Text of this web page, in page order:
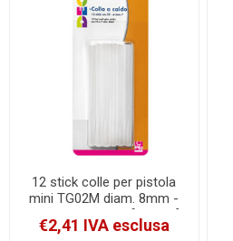
12 stick colle per pistola
mini TG02M diam. 8mm -
lungh. 10cm Cwr [T705M]
€2,41 IVA esclusa